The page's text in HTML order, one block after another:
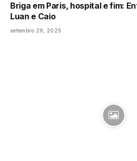
Briga em Paris, hospital e fim:
Luan e Caio
setembro 29, 2025